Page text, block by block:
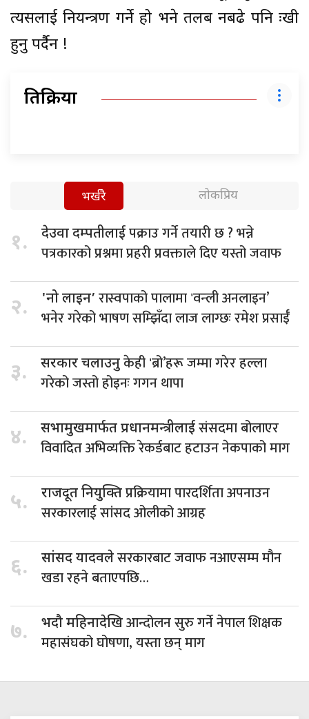
त्यसलाई नियन्त्रण गर्ने हो भने तलब नबढे पनि दुःखी
हुनु पर्दैन !
प्रतिक्रिया
भर्खरै लोकप्रिय
१. देउवा दम्पतीलाईपक्राउ गर्ने तयारी छ ? भन्ने
पत्रकारको प्रश्नमा प्रहरी प्रवक्ताले दिए यस्तो जवाफ
२. 'नो लाइन’ रास्वपाको पालामा 'वन्ली अनलाइन’
भनेर गरेको भाषण सम्झिँदा लाज लाग्छः रमेश प्रसाईँ
३. सरकार चलाउनुकेही 'ब्रो’हरू जम्मा गरेर हल्ला
गरेको जस्तो होइनः गगन थापा
४. सभामुखमार्फत प्रधानमन्त्रीलाईसंसदमा बोलाएर
विवादित अभिव्यक्ति रेकर्डबाट हटाउन नेकपाको माग
५. राजदूत नियुक्तिप्रक्रियामा पारदर्शिता अपनाउन
सरकारलाई सांसद ओलीको आग्रह
६. सांसद यादवलेसरकारबाट जवाफ नआएसम्म मौन
खडा रहने बताएपछि…
७. भदौ महिनादेखिआन्दोलन सुरु गर्ने नेपाल शिक्षक
महासंघको घोषणा, यस्ता छन् माग